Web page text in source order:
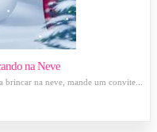
na Neve
na neve, mande um convite...